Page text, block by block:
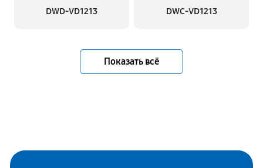
DWD-VD1213 DWC-VD1213
Показать всё